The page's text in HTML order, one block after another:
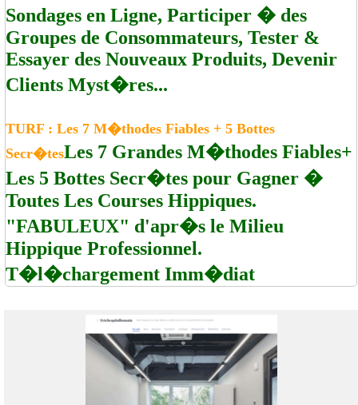
Sondages en Ligne, Participer � des
Groupes de Consommateurs, Tester &
Essayer des Nouveaux Produits, Devenir
Clients Myst�res...
TURF : Les 7 M�thodes Fiables + 5 Bottes
Secr�tesLes 7 Grandes M�thodes Fiables+
Les 5 Bottes Secr�tes pour Gagner �
Toutes Les Courses Hippiques.
"FABULEUX" d'apr�s le Milieu
Hippique Professionnel.
T�l�chargement Imm�diat